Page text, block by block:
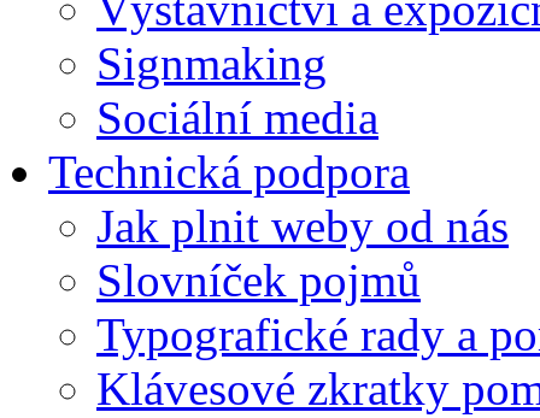
Signmaking
Sociální media
Technická podpora
Jak plnit weby od nás
Slovníček pojmů
Typografické rady a
Klávesové zkratky